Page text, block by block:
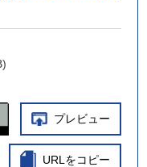
プレビュー
URLをコピー